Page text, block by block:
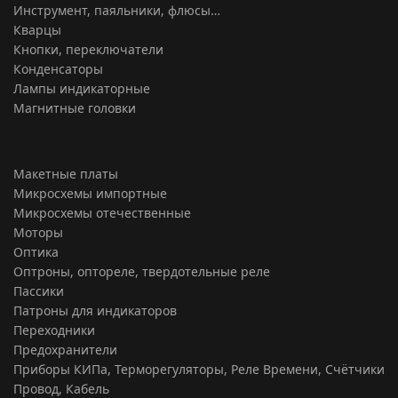
Инструмент, паяльники, флюсы…
Кварцы
Кнопки, переключатели
Конденсаторы
Лампы индикаторные
Магнитные головки
Макетные платы
Микросхемы импортные
Микросхемы отечественные
Моторы
Оптика
Оптроны, оптореле, твердотельные реле
Пассики
Патроны для индикаторов
Переходники
Предохранители
Приборы КИПа, Терморегуляторы, Реле Времени, Счётчики
Провод, Кабель